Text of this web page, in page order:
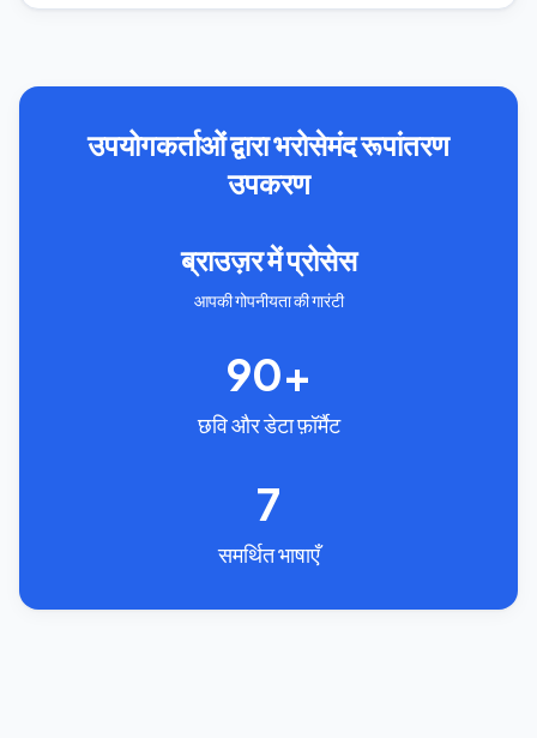
उपयोगकर्ताओं द्वारा भरोसेमंद रूपांतरण
उपकरण
ब्राउज़र में प्रोसेस
आपकी गोपनीयता की गारंटी
90+
छवि और डेटा फ़ॉर्मैट
7
समर्थित भाषाएँ